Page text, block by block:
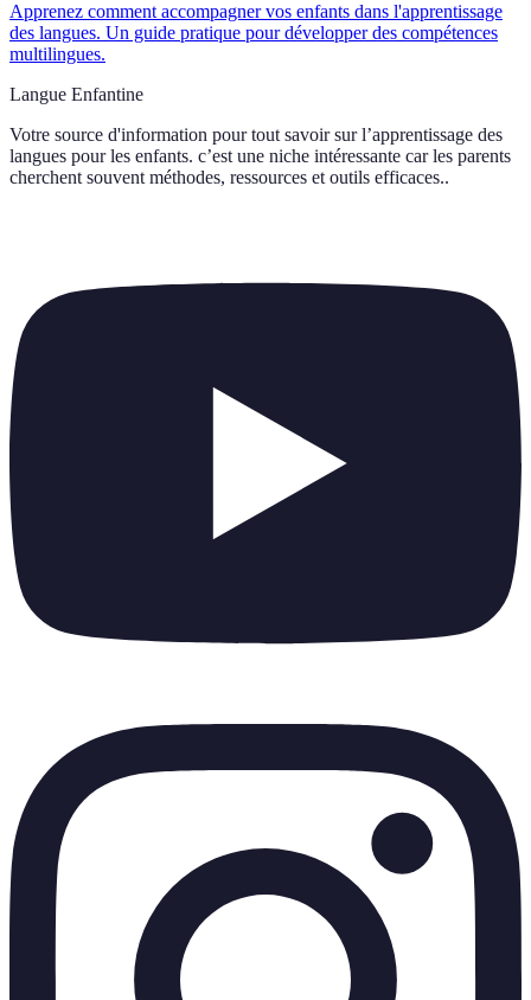
Apprenez comment accompagner vos enfants dans l'apprentissage
des langues. Un guide pratique pour développer des compétences
multilingues.
Langue Enfantine
Votre source d'information pour tout savoir sur l’apprentissage des
langues pour les enfants. c’est une niche intéressante car les parents
cherchent souvent méthodes, ressources et outils efficaces..